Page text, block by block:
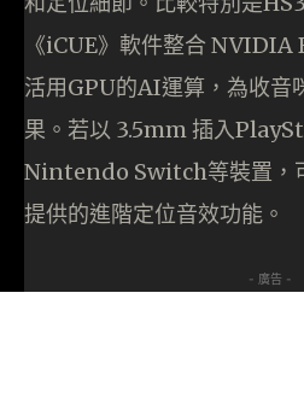
《iCUE》軟件整合
活用GPU的AI運算，為收音
果。若以 3.5mm 插入
Nintendo Switch等裝置，
提供的進階定位音效功能。
- 廣告 -